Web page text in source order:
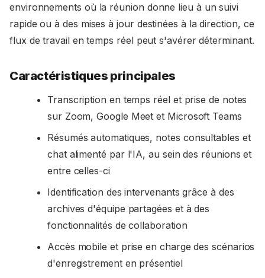
environnements où la réunion donne lieu à un suivi
rapide ou à des mises à jour destinées à la direction, ce
flux de travail en temps réel peut s'avérer déterminant.
Caractéristiques principales
Transcription en temps réel et prise de notes
sur Zoom, Google Meet et Microsoft Teams
Résumés automatiques, notes consultables et
chat alimenté par l'IA, au sein des réunions et
entre celles-ci
Identification des intervenants grâce à des
archives d'équipe partagées et à des
fonctionnalités de collaboration
Accès mobile et prise en charge des scénarios
d'enregistrement en présentiel